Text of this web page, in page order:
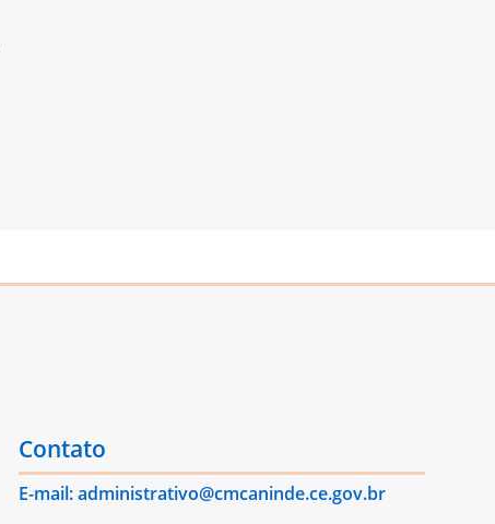
Contato
E-mail: administrativo@cmcaninde.ce.gov.br